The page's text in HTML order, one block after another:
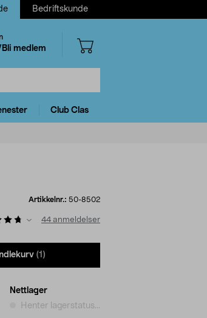
Bedriftskunde
medlem
Club Clas
Artikkelnr.: 50-8502
44 anmeldelser
(1)
Nettlager
Henter lagerstatus...